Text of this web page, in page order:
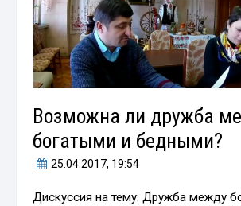
Возможна ли дружба
богатыми и бедными?
25.04.2017, 19:54
Дискуссия на тему: Дружба между